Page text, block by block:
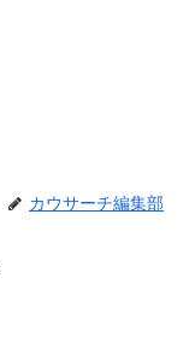
カウサーチ編集部